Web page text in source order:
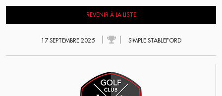
REVENIR À LA LISTE
17 SEPTEMBRE 2025 SIMPLE STABLEFORD